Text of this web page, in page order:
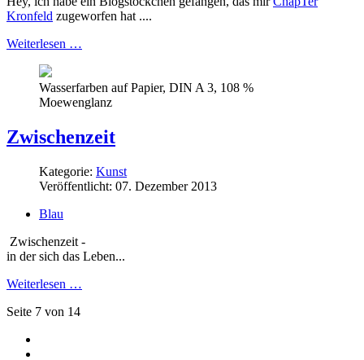
Kronfeld zugeworfen hat ....
Weiterlesen …
Wasserfarben auf Papier, DIN A 3, 108 %
Moewenglanz
Zwischenzeit
Kategorie: Kunst
Veröffentlicht: 07. Dezember 2013
Blau
Zwischenzeit -
in der sich das Leben...
Weiterlesen …
Seite 7 von 14